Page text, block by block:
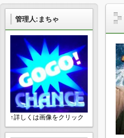
管理人:まちゃ
↑詳しくは画像をクリック